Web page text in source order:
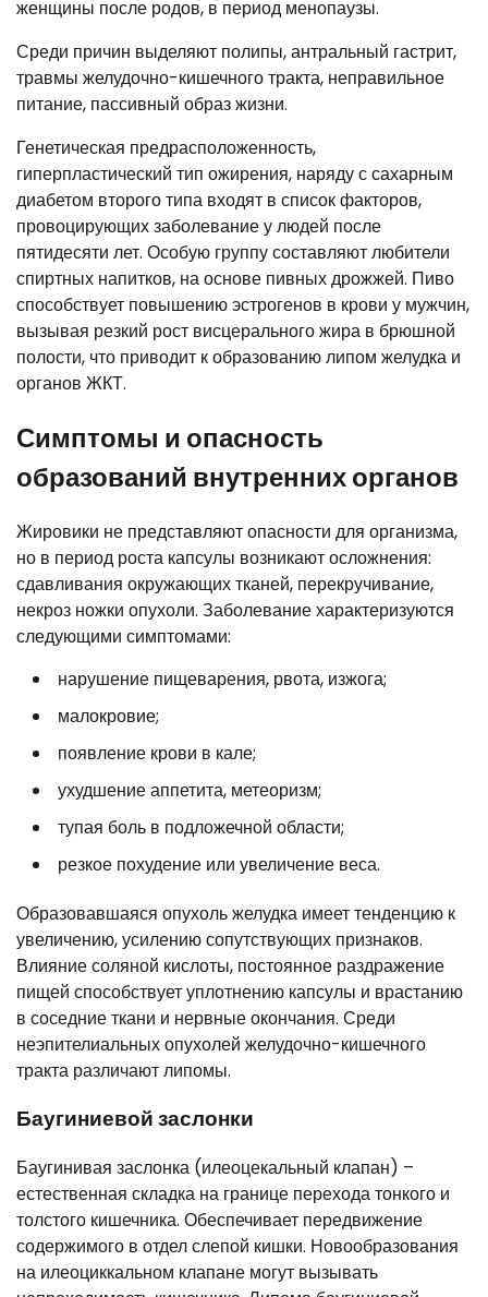
женщины после родов, в период менопаузы.
Среди причин выделяют полипы, антральный гастрит,
травмы желудочно-кишечного тракта, неправильное
питание, пассивный образ жизни.
Генетическая предрасположенность,
гиперпластический тип ожирения, наряду с сахарным
диабетом второго типа входят в список факторов,
провоцирующих заболевание у людей после
пятидесяти лет. Особую группу составляют любители
спиртных напитков, на основе пивных дрожжей. Пиво
способствует повышению эстрогенов в крови у мужчин,
вызывая резкий рост висцерального жира в брюшной
полости, что приводит к образованию липом желудка и
органов ЖКТ.
Симптомы и опасность
образований внутренних органов
Жировики не представляют опасности для организма,
но в период роста капсулы возникают осложнения:
сдавливания окружающих тканей, перекручивание,
некроз ножки опухоли. Заболевание характеризуются
следующими симптомами:
нарушение пищеварения, рвота, изжога;
малокровие;
появление крови в кале;
ухудшение аппетита, метеоризм;
тупая боль в подложечной области;
резкое похудение или увеличение веса.
Образовавшаяся опухоль желудка имеет тенденцию к
увеличению, усилению сопутствующих признаков.
Влияние соляной кислоты, постоянное раздражение
пищей способствует уплотнению капсулы и врастанию
в соседние ткани и нервные окончания. Среди
неэпителиальных опухолей желудочно-кишечного
тракта различают липомы.
Баугиниевой заслонки
Баугинивая заслонка (илеоцекальный клапан) –
естественная складка на границе перехода тонкого и
толстого кишечника. Обеспечивает передвижение
содержимого в отдел слепой кишки. Новообразования
на илеоциккальном клапане могут вызывать